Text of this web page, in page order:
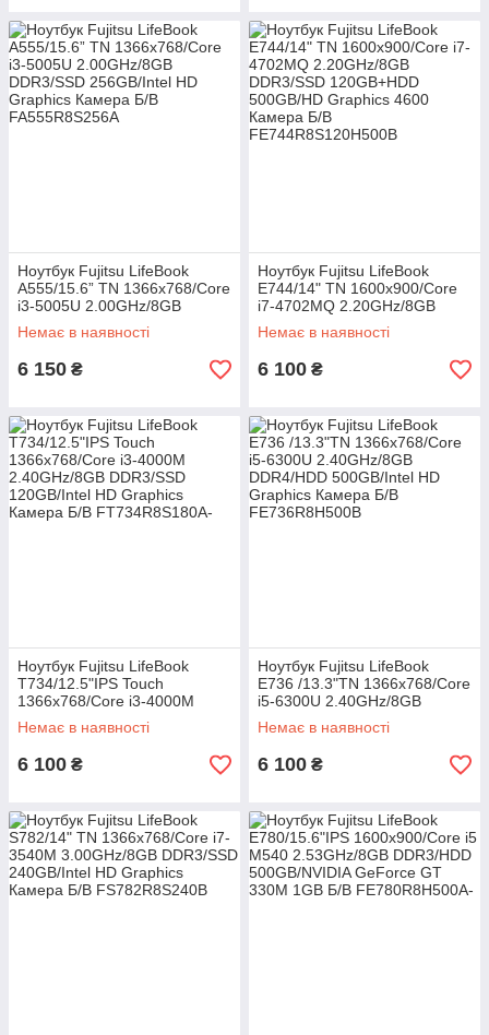
Ноутбук Fujitsu LifeBook
A555/15.6” TN 1366x768/Core
i3-5005U 2.00GHz/8GB
DDR3/SSD 256GB/Intel HD
Graphics Камера Б/В
Немає в наявності
6 150 ₴
Ноутбук Fujitsu LifeBook
E744/14" TN 1600x900/Core
i7-4702MQ 2.20GHz/8GB
DDR3/SSD 120GB+HDD
500GB/HD Graphics 4600
Немає в наявності
6 100 ₴
Ноутбук Fujitsu LifeBook
T734/12.5"IPS Touch
1366x768/Core i3-4000M
2.40GHz/8GB DDR3/SSD
120GB/Intel HD Graphics
Немає в наявності
6 100 ₴
Ноутбук Fujitsu LifeBook
E736 /13.3"TN 1366x768/Core
i5-6300U 2.40GHz/8GB
DDR4/HDD 500GB/Intel HD
Graphics Камера Б/В
Немає в наявності
6 100 ₴